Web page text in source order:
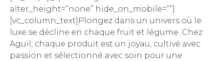
alter_height=”none” hide_on_mobile=””]
[vc_column_text]Plongez dans un univers où le
luxe se décline en chaque fruit et légume. Chez
Aguil, chaque produit est un joyau, cultivé avec
passion et sélectionné avec soin pour une